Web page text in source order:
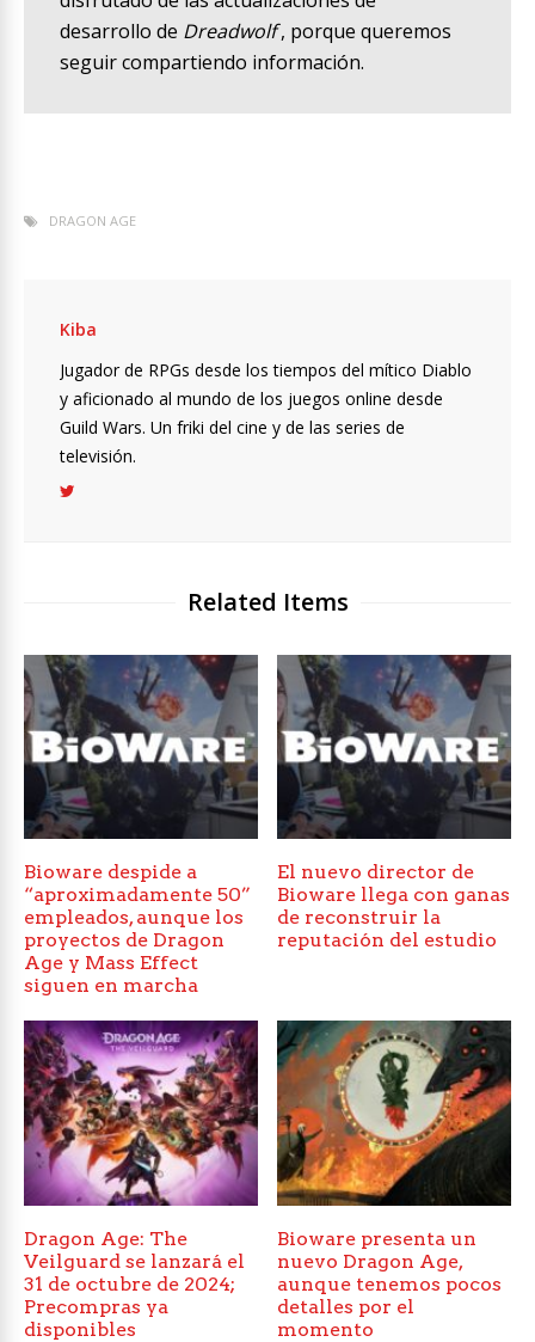
desarrollo de Dreadwolf, porque queremos
seguir compartiendo información.
DRAGON AGE
Kiba
Jugador de RPGs desde los tiempos del mítico Diablo
y aficionado al mundo de los juegos online desde
Guild Wars. Un friki del cine y de las series de
televisión.
Related Items
Bioware despide a
“aproximadamente 50”
empleados, aunque los
proyectos de Dragon
Age y Mass Effect
siguen en marcha
El nuevo director de
Bioware llega con ganas
de reconstruir la
reputación del estudio
Dragon Age: The
Veilguard se lanzará el
31 de octubre de 2024;
Precompras ya
disponibles
Bioware presenta un
nuevo Dragon Age,
aunque tenemos pocos
detalles por el
momento